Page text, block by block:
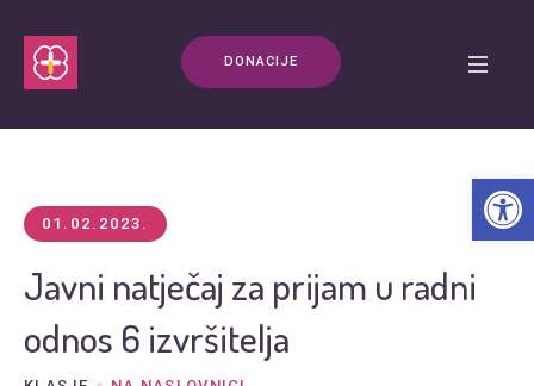
DONACIJE
01.02.2023.
Javni natječaj za prijam u radni
odnos 6 izvršitelja